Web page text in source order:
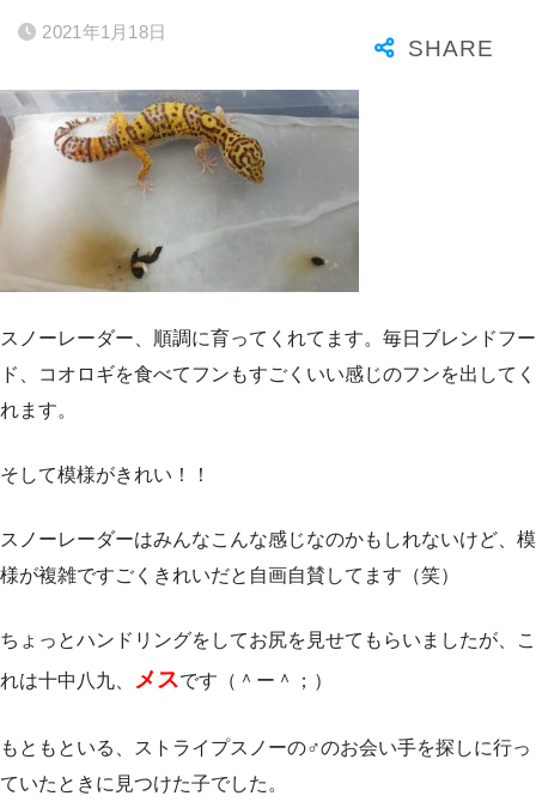
2021年1月18日
スノーレーダー、順調に育ってくれてます。毎日ブレンドフー
ド、コオロギを食べてフンもすごくいい感じのフンを出してく
れます。
そして模様がきれい！！
スノーレーダーはみんなこんな感じなのかもしれないけど、模
様が複雑ですごくきれいだと自画自賛してます（笑）
ちょっとハンドリングをしてお尻を見せてもらいましたが、こ
れは十中八九、
メスです（＾ー＾；）
もともといる、ストライプスノーの♂のお会い手を探しに行っ
ていたときに見つけた子でした。